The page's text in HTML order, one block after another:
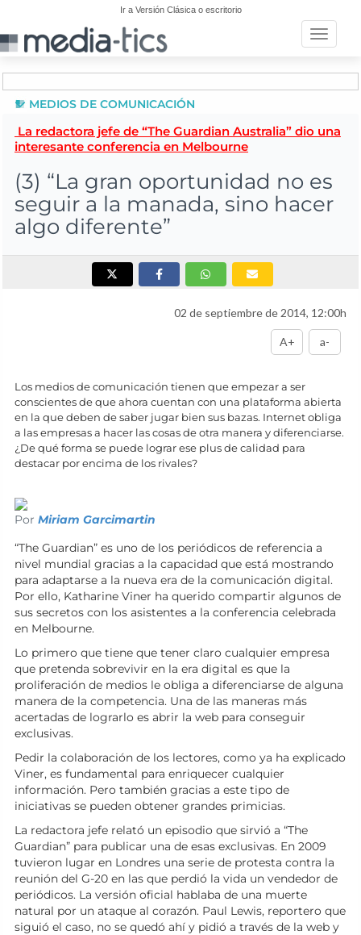
Ir a Versión Clásica o escritorio
Toggle
MEDIOS DE COMUNICACIÓN
La redactora jefe de “The Guardian Australia” dio una
interesante conferencia en Melbourne
(3) “La gran oportunidad no es
seguir a la manada, sino hacer
algo diferente”
02 de septiembre de 2014, 12:00h
A+ a-
Los medios de comunicación tienen que empezar a ser
conscientes de que ahora cuentan con una plataforma abierta
en la que deben de saber jugar bien sus bazas. Internet obliga
a las empresas a hacer las cosas de otra manera y diferenciarse.
¿De qué forma se puede lograr ese plus de calidad para
destacar por encima de los rivales?
Por Miriam Garcimartin
“The Guardian” es uno de los periódicos de referencia a
nivel mundial gracias a la capacidad que está mostrando
para adaptarse a la nueva era de la comunicación digital.
Por ello, Katharine Viner ha querido compartir algunos de
sus secretos con los asistentes a la conferencia celebrada
en Melbourne.
Lo primero que tiene que tener claro cualquier empresa
que pretenda sobrevivir en la era digital es que la
proliferación de medios le obliga a diferenciarse de alguna
manera de la competencia. Una de las maneras más
acertadas de lograrlo es abrir la web para conseguir
exclusivas.
Pedir la colaboración de los lectores, como ya ha explicado
Viner, es fundamental para enriquecer cualquier
información. Pero también gracias a este tipo de
iniciativas se pueden obtener grandes primicias.
La redactora jefe relató un episodio que sirvió a “The
Guardian” para publicar una de esas exclusivas. En 2009
tuvieron lugar en Londres una serie de protesta contra la
reunión del G-20 en las que perdió la vida un vendedor de
periódicos. La versión oficial hablaba de una muerte
natural por un ataque al corazón. Paul Lewis, reportero que
siguió el caso, no se quedó ahí y pidió a través de la web y